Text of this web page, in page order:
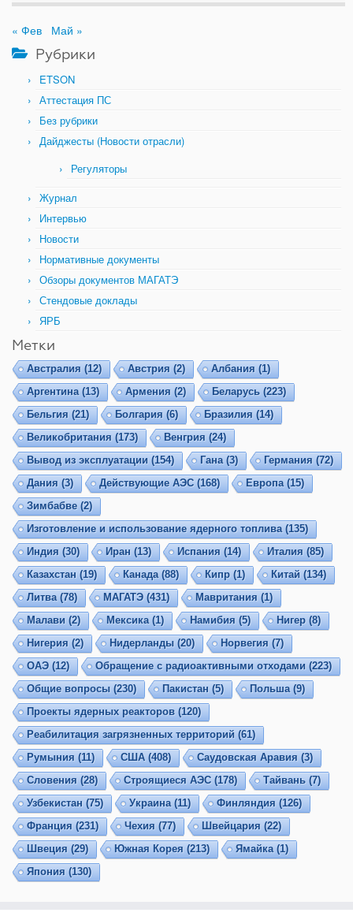
« Фев Май »
Рубрики
ETSON
Аттестация ПС
Без рубрики
Дайджесты (Новости отрасли)
Регуляторы
Журнал
Интервью
Новости
Нормативные документы
Обзоры документов МАГАТЭ
Стендовые доклады
ЯРБ
Метки
Австралия (12) Австрия (2) Албания (1)
Аргентина(13) Армения (2) Беларусь (223)
Бельгия (21) Болгария (6) Бразилия (14)
Великобритания (173) Венгрия (24)
Вывод из эксплуатации (154) Гана(3) Германия (72)
Дания (3) Действующие АЭС(168) Европа(15)
Зимбабве (2)
Изготовление и использование ядерного топлива(135)
Индия (30) Иран (13) Испания (14) Италия (85)
Казахстан (19) Канада(88) Кипр (1) Китай (134)
Литва(78) МАГАТЭ(431) Мавритания (1)
Малави (2) Мексика(1) Намибия (5) Нигер (8)
Нигерия (2) Нидерланды (20) Норвегия (7)
ОАЭ(12) Обращение с радиоактивными отходами (223)
Общие вопросы (230) Пакистан (5) Польша(9)
Проекты ядерных реакторов (120)
Реабилитация загрязненных территорий (61)
Румыния (11) США (408) Саудовская Аравия (3)
Словения (28) Строящиеся АЭС(178) Тайвань (7)
Узбекистан (75) Украина(11) Финляндия (126)
Франция (231) Чехия (77) Швейцария (22)
Швеция (29) Южная Корея (213) Ямайка(1)
Япония (130)